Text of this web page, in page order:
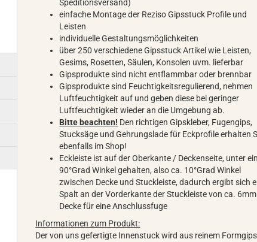
Speditionsversand)
einfache Montage der Reziso Gipsstuck Profile und
Leisten
individuelle Gestaltungsmöglichkeiten
über 250 verschiedene Gipsstuck Artikel wie Leisten,
Gesims, Rosetten, Säulen, Konsolen uvm. lieferbar
Gipsprodukte sind nicht entflammbar oder brennbar
Gipsprodukte sind Feuchtigkeitsregulierend, nehmen
Luftfeuchtigkeit auf und geben diese bei geringer
Luftfeuchtigkeit wieder an die Umgebung ab.
Bitte beachten! Den richtigen Gipskleber, Fugengips,
Stucksäge und Gehrungslade für Eckprofile erhalten
ebenfalls im Shop!
Eckleiste ist auf der Oberkante / Deckenseite, unter
90°Grad Winkel gehalten, also ca. 10°Grad Winkel
zwischen Decke und Stuckleiste, dadurch ergibt sich
Spalt an der Vorderkante der Stuckleiste von ca.
Decke für eine Anschlussfuge
Informationen zum Produkt:
Der von uns gefertigte Innenstuck wird aus reinem Formgips